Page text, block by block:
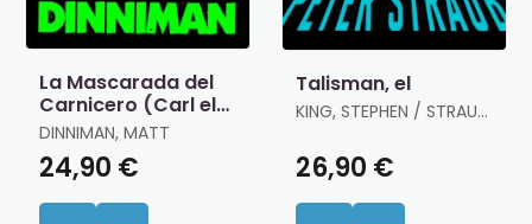
La Mascarada del
Carnicero (Carl el
Mazmorrero 5)
DINNIMAN, MATT
24,90 €
Talisman, el
KING, STEPHEN / STRAUB,
26,90 €